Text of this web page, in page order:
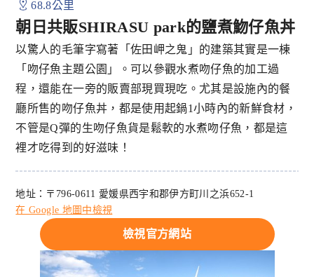
68.8公里
朝日共販SHIRASU park的鹽煮魩仔魚丼
以驚人的毛筆字寫著「佐田岬之鬼」的建築其實是一棟
「吻仔魚主題公園」。可以參觀水煮吻仔魚的加工過
程，還能在一旁的販賣部現買現吃。尤其是設施內的餐
廳所售的吻仔魚丼，都是使用起鍋1小時內的新鮮食材，
不管是Q彈的生吻仔魚貨是鬆軟的水煮吻仔魚，都是這
裡才吃得到的好滋味！
地址：〒796-0611 愛媛県西宇和郡伊方町川之浜652-1
在 Google 地圖中檢視
檢視官方網站